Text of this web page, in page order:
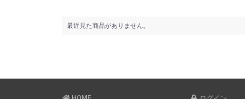
最近見た商品がありません。